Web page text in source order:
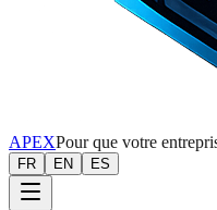
APEXPour que votre
FR EN ES